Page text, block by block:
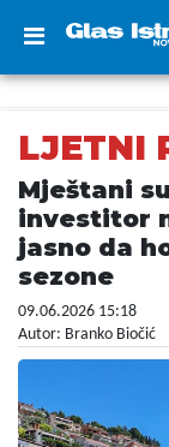
LJETNI
Mještani
investitor
jasno da
sezone
09.06.2026 15:18
Autor: Branko Biočić